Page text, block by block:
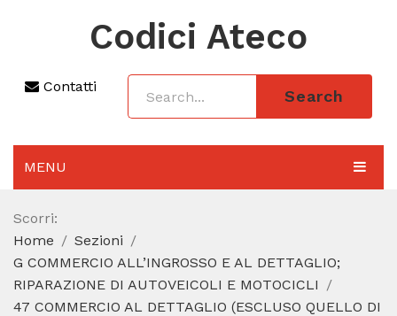
Codici Ateco
Contatti
Search
MENU
AGGIORNAMENTO 2025
SEZIONI
CODICE ATECO A COSA SERVE
Scorri:
Home
Sezioni
G COMMERCIO ALL’INGROSSO E AL DETTAGLIO;
RIPARAZIONE DI AUTOVEICOLI E MOTOCICLI
47 COMMERCIO AL DETTAGLIO (ESCLUSO QUELLO DI